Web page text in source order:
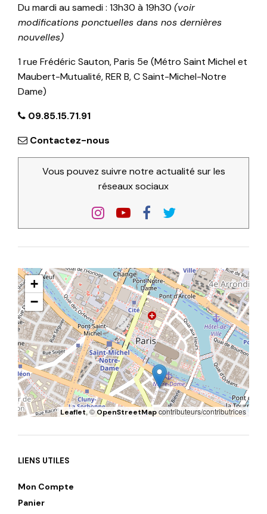
Du mardi au samedi : 13h30 à 19h30 (voir
modifications ponctuelles dans nos dernières
nouvelles)
1 rue Frédéric Sauton, Paris 5e (Métro Saint Michel et
Maubert-Mutualité, RER B, C Saint-Michel-Notre
Dame)
09.85.15.71.91
Contactez-nous
Vous pouvez suivre notre actualité sur les
réseaux sociaux
+
−
Leaflet, ©OpenStreetMapcontributeurs/contributrices
LIENS UTILES
Mon Compte
Panier